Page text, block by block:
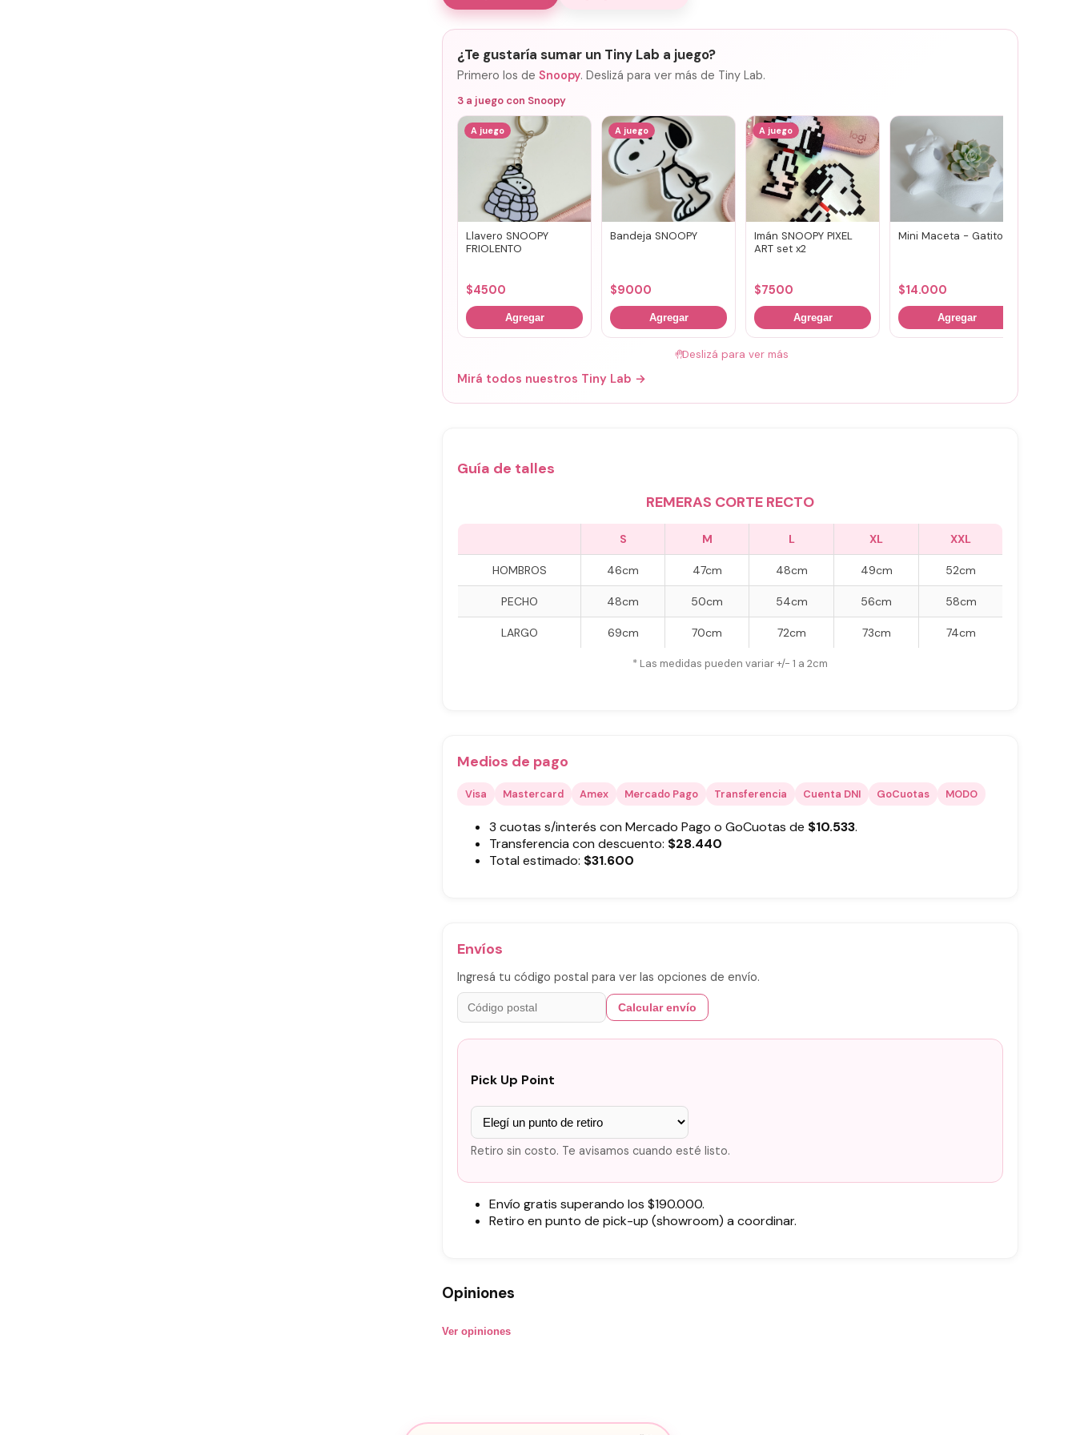
¿Te gustaría sumar un Tiny Lab a juego?
Primero los de Snoopy. Deslizá para ver más de Tiny Lab.
3 a juego con Snoopy
A juego
Llavero SNOOPY
FRIOLENTO
$4500
Agregar
A juego
Bandeja SNOOPY
$9000
Agregar
A juego
Imán SNOOPY PIXEL
ART set x2
$7500
Agregar
Mini Maceta - Gatito
$14.000
Agregar
🤚Deslizá para ver más
Mirá todos nuestros Tiny Lab →
Guía de talles
REMERAS CORTE RECTO
S M L XL XXL
HOMBROS 46cm 47cm 48cm 49cm 52cm
PECHO 48cm 50cm 54cm 56cm 58cm
LARGO 69cm 70cm 72cm 73cm 74cm
* Las medidas pueden variar +/- 1 a 2cm
Medios de pago
Visa Mastercard Amex Mercado Pago Transferencia Cuenta DNI GoCuotas MODO
3 cuotas s/interés con Mercado Pago o GoCuotas de $10.533.
Transferencia con descuento: $28.440
Total estimado: $31.600
Envíos
Ingresá tu código postal para ver las opciones de envío.
Calcular envío
Pick Up Point
Retiro sin costo. Te avisamos cuando esté listo.
Envío gratis superando los $190.000.
Retiro en punto de pick-up (showroom) a coordinar.
Opiniones
Ver opiniones